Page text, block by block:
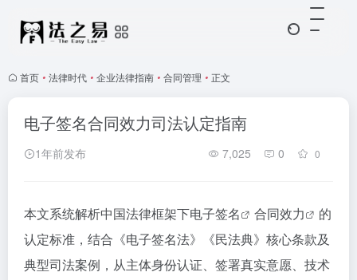
首页 • 法律时代 • 企业法律指南 • 合同管理 • 正文
电子签名合同效力司法认定指南
1年前发布 7,025 0 0
本文系统解析中国法律框架下电子签名 合同效力
的
认定标准，结合《电子签名法》《民法典》核心条款及
典型司法案例，从主体身份认证、签署真实意愿、技术